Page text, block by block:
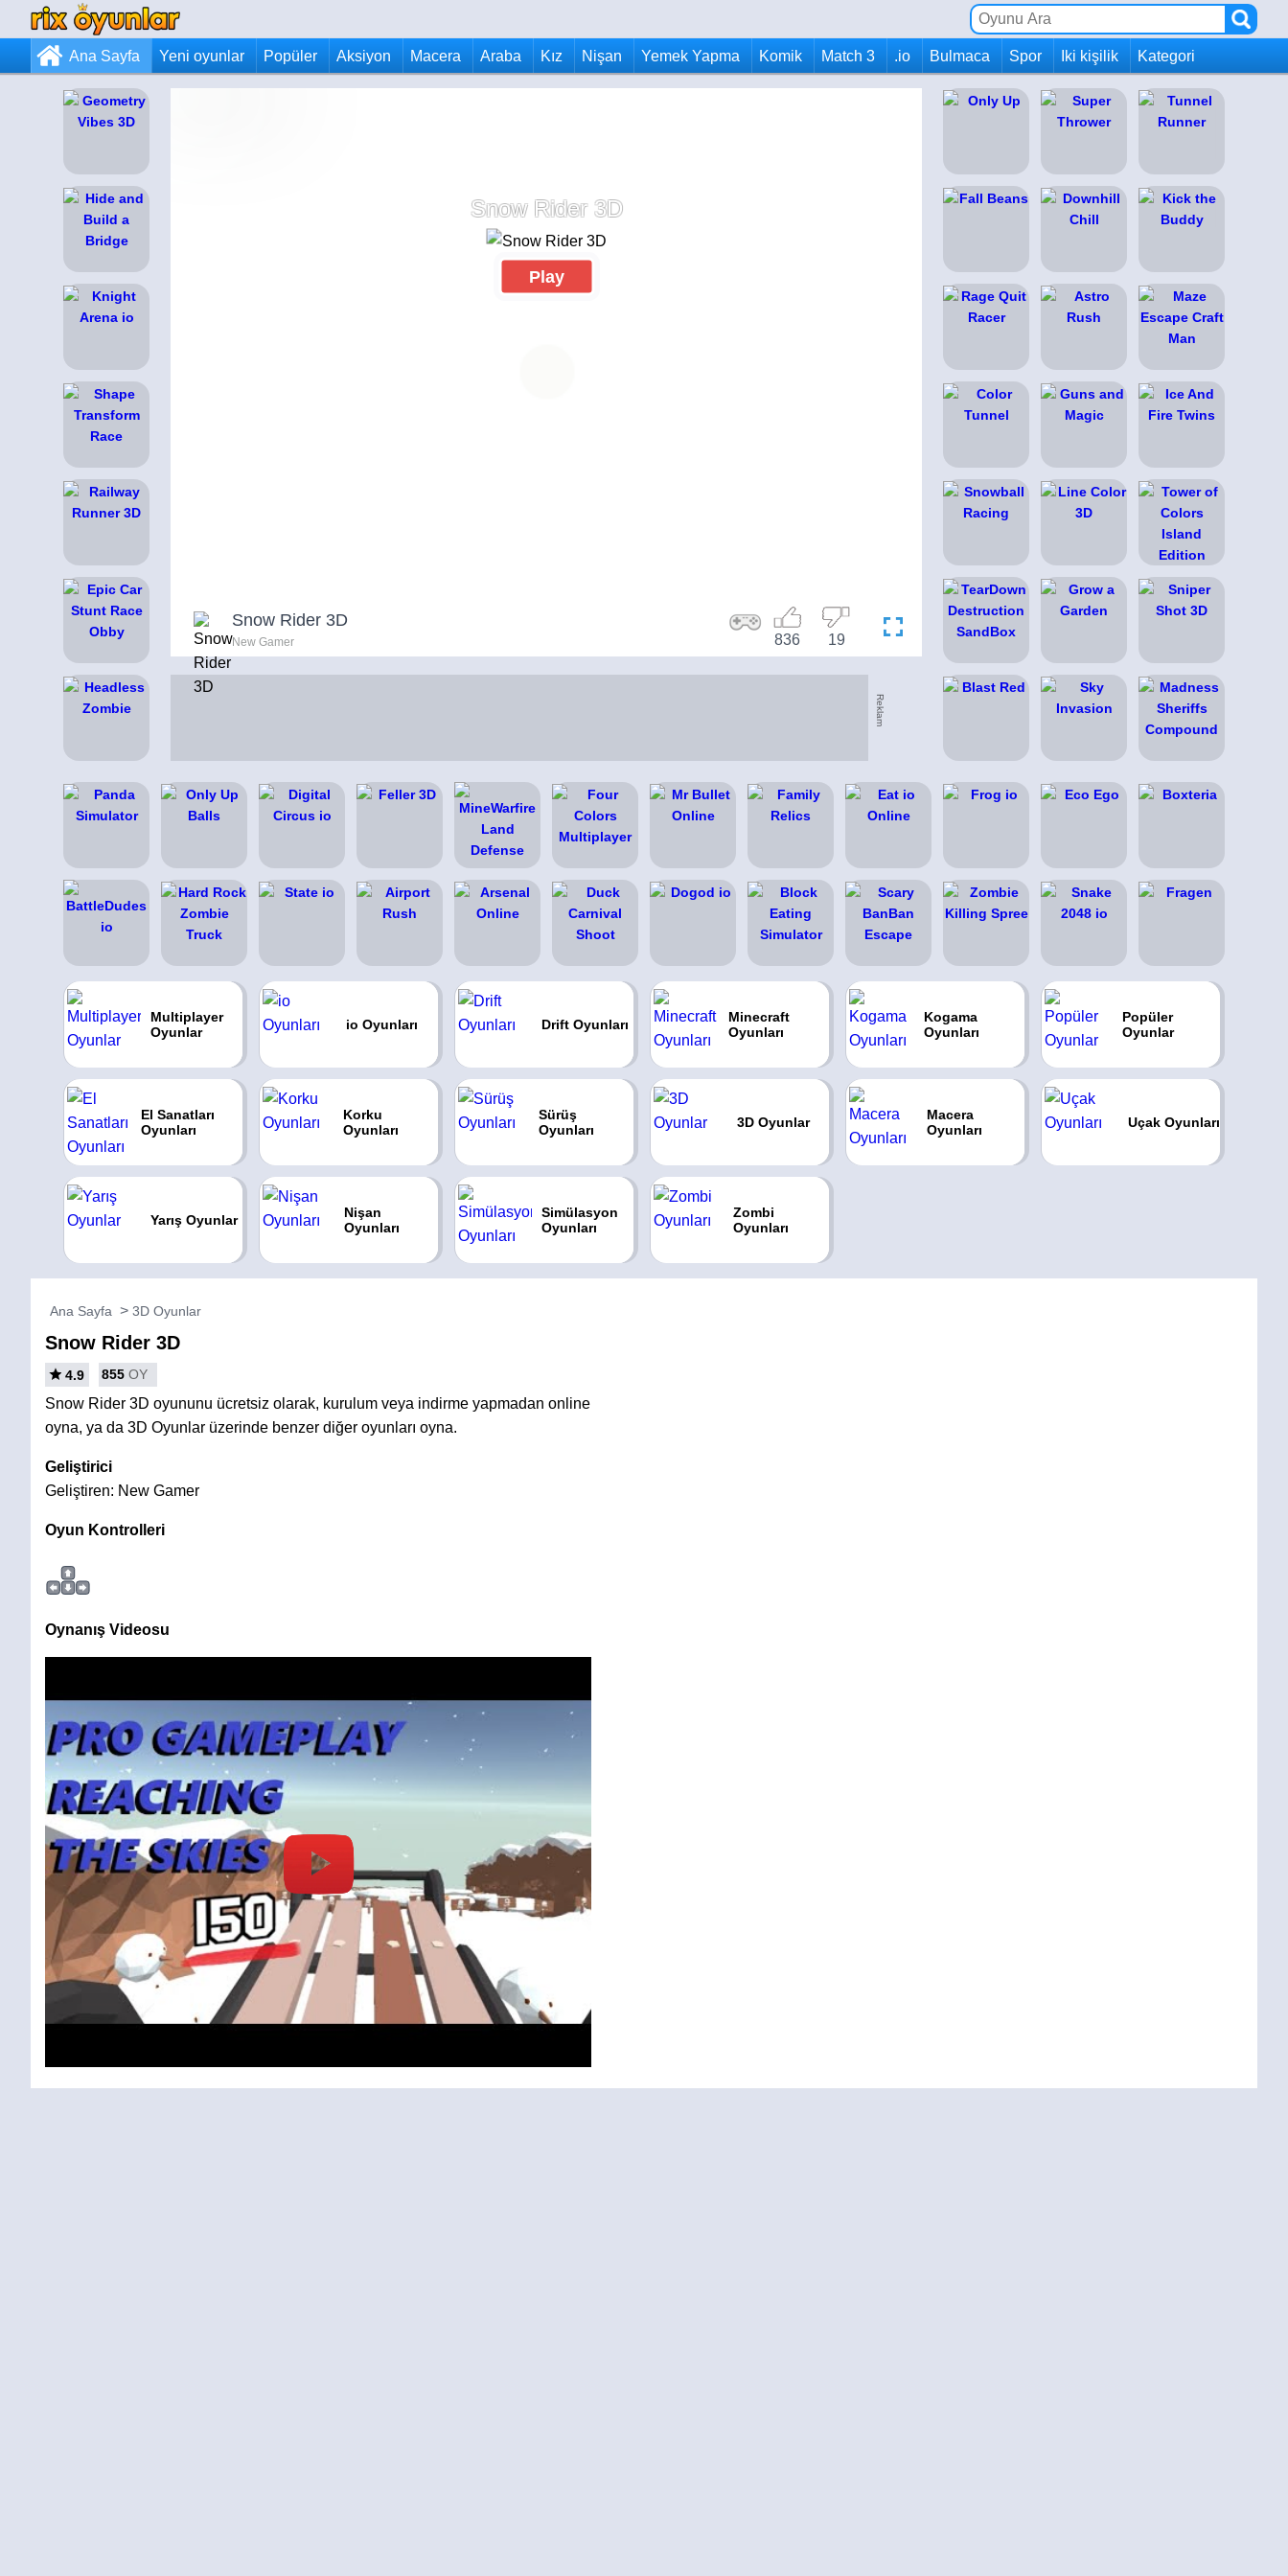
Ana Sayfa Yeni oyunlar Popüler Aksiyon Macera Araba Kız Nişan Yemek Yapma Komik Match 3 .io Bulmaca Spor Iki kişilik Kategori
Snow Rider 3D
Play
Snow Rider 3D
New Gamer 19
836
Reklam
Multiplayer
Oyunlar
io Oyunları Drift Oyunları
Minecraft
Oyunları
Kogama
Oyunları
Popüler
Oyunlar
El Sanatları
Oyunları
Korku
Oyunları
Sürüş
Oyunları
3D Oyunlar
Macera
Oyunları
Uçak Oyunları
Yarış Oyunlar
Nişan
Oyunları
Simülasyon
Oyunları
Zombi
Oyunları
Ana Sayfa 3D Oyunlar
Snow Rider 3D
4.9 855 OY
Snow Rider 3D oyununu ücretsiz olarak, kurulum veya indirme yapmadan online
oyna, ya da 3D Oyunlar üzerinde benzer diğer oyunları oyna.
Geliştirici
Geliştiren: New Gamer
Oyun Kontrolleri
Oynanış Videosu